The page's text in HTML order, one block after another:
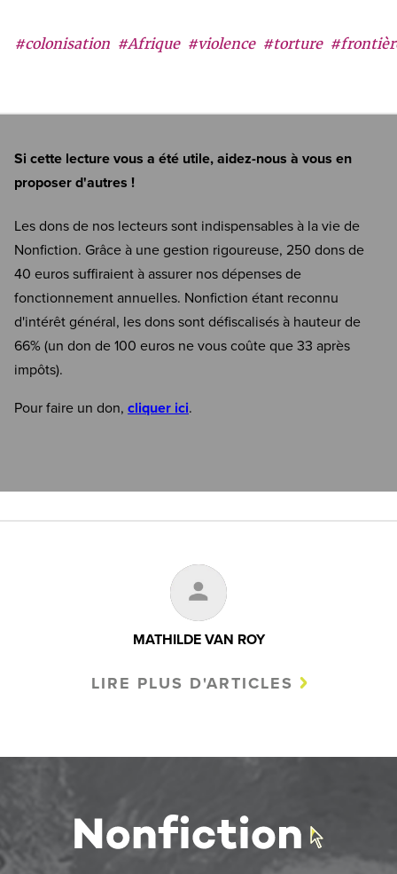
#colonisation #Afrique #violence #torture
Si cette lecture vous a été utile, aidez-nous à vous en
proposer d'autres !
Les dons de nos lecteurs sont indispensables à la vie de
Nonfiction. Grâce à une gestion rigoureuse, 250 dons de
40 euros suffiraient à assurer nos dépenses de
fonctionnement annuelles. Nonfiction étant reconnu
d'intérêt général, les dons sont défiscalisés à hauteur de
66% (un don de 100 euros ne vous coûte que 33 après
impôts).
Pour faire un don, cliquer ici.
MATHILDE VAN ROY
LIRE PLUS D'ARTICLES